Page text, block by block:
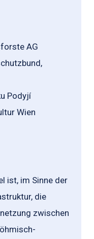
AG
Podyjí
Wien
ist, im Sinne der
die
zwischen